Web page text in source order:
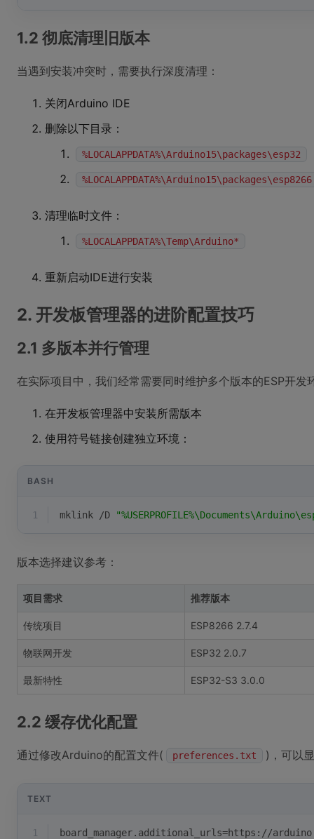
1.2 彻底清理旧版本
当遇到安装冲突时，需要执行深度清理：
关闭Arduino IDE
删除以下目录：
%LOCALAPPDATA%\Arduino15\packages\esp32
%LOCALAPPDATA%\Arduino15\packages\esp8266
清理临时文件：
%LOCALAPPDATA%\Temp\Arduino*
重新启动IDE进行安装
2. 开发板管理器的进阶配置技巧
2.1 多版本并行管理
在实际项目中，我们经常需要同时维护多个版本的ESP开
在开发板管理器中安装所需版本
使用符号链接创建独立环境：
BASH
1 mklink /D
版本选择建议参考：
项目需求 推荐版本
传统项目 ESP8266 2.7.4
物联网开发 ESP32 2.0.7
最新特性 ESP32-S3 3.0.0
2.2 缓存优化配置
通过修改Arduino的配置文件( preferences.txt )，可以
TEXT
1
board_manager.additional_urls=https://